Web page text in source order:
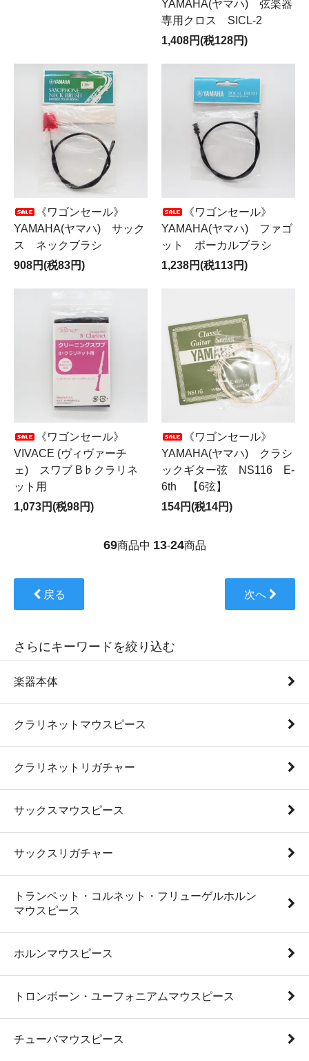
YAMAHA(ヤマハ) 弦楽器
専用クロス SICL-2
1,408円(税128円)
《ワゴンセール》
YAMAHA(ヤマハ) サック
ス ネックブラシ
908円(税83円)
《ワゴンセール》
YAMAHA(ヤマハ) ファゴ
ット ボーカルブラシ
1,238円(税113円)
《ワゴンセール》
VIVACE (ヴィヴァーチ
ェ) スワブ B♭クラリネ
ット用
1,073円(税98円)
《ワゴンセール》
YAMAHA(ヤマハ) クラシ
ックギター弦 NS116 E-
6th 【6弦】
154円(税14円)
69商品中 13-24商品
戻る 次へ
さらにキーワードを絞り込む
楽器本体
クラリネットマウスピース
クラリネットリガチャー
サックスマウスピース
サックスリガチャー
トランペット・コルネット・フリューゲルホルン
マウスピース
ホルンマウスピース
トロンボーン・ユーフォニアムマウスピース
チューバマウスピース